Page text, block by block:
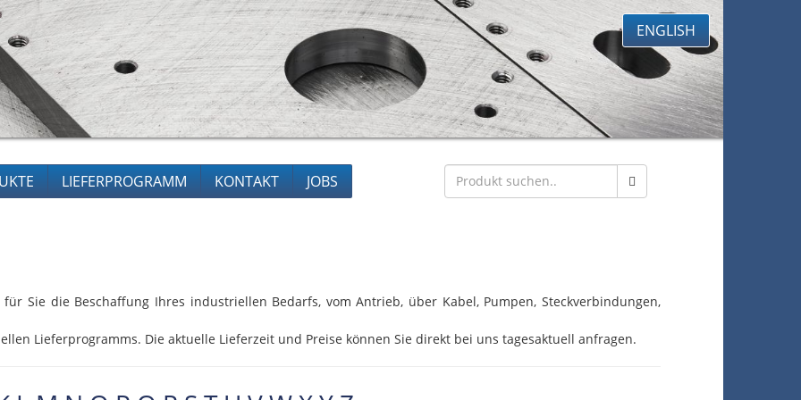
ENGLISH
LIEFERPROGRAMM KONTAKT JOBS
Sie die Beschaffung Ihres industriellen Bedarfs, vom Antrieb, über Kabel, Pumpen, Steckverbindungen,
Lieferprogramms. Die aktuelle Lieferzeit und Preise können Sie direkt bei uns tagesaktuell anfragen.